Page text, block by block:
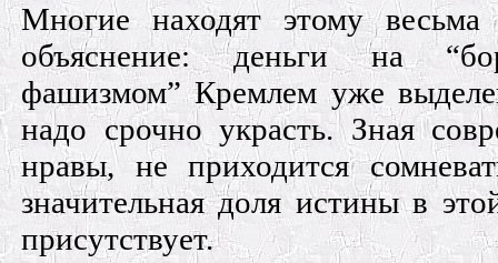
Многие находят этому весьма
объяснение: деньги на
фашизмом” Кремлем уже
надо срочно украсть. Зная
нравы, не приходится
значительная доля истины в
присутствует.